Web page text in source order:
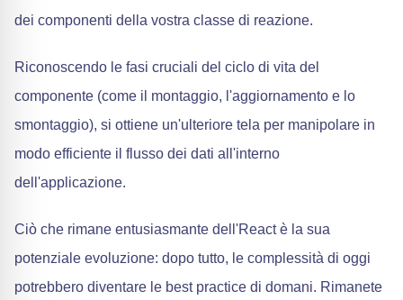
dei componenti della vostra classe di reazione.
Riconoscendo le fasi cruciali del ciclo di vita del
componente (come il montaggio, l'aggiornamento e lo
smontaggio), si ottiene un'ulteriore tela per manipolare in
modo efficiente il flusso dei dati all'interno
dell'applicazione.
Ciò che rimane entusiasmante dell'React è la sua
potenziale evoluzione: dopo tutto, le complessità di oggi
potrebbero diventare le best practice di domani. Rimanete